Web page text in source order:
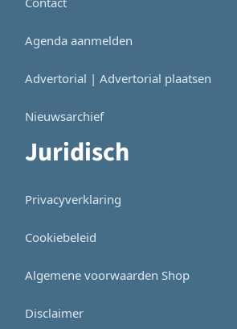
Agenda aanmelden
Advertorial | Advertorial plaatsen
Nieuwsarchief
Juridisch
Privacyverklaring
Cookiebeleid
Algemene voorwaarden Shop
Disclaimer